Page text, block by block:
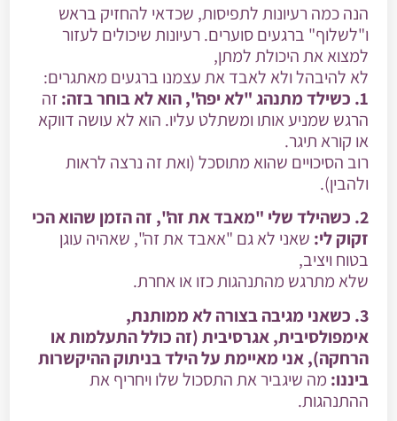
הנה כמה רעיונות לתפיסות, שכדאי להחזיק בראש
ו"לשלוף" ברגעים סוערים. רעיונות שיכולים לעזור
למצוא את היכולת למתן,
לא להיבהל ולא לאבד את עצמנו ברגעים מאתגרים:
1. כשילד מתנהג "לא יפה", הוא לא בוחר בזה:
זה
הרגש שמניע אותו ומשתלט עליו. הוא לא עושה דווקא
או קורא תיגר.
רוב הסיכויים שהוא מתוסכל (ואת זה נרצה לראות
ולהבין).
2. כשהילד שלי "מאבד את זה", זה הזמן שהוא הכי
זקוק לי: שאני לא גם "אאבד את זה", שאהיה עוגן
בטוח ויציב,
שלא מתרגש מהתנהגות כזו או אחרת.
3. כשאני מגיבה בצורה לא ממותנת,
אימפולסיבית, אגרסיבית (זה כולל התעלמות או
הרחקה), אני מאיימת על הילד בניתוק ההיקשרות
ביננו: מה שיגביר את התסכול שלו ויחריף את
ההתנהגות.